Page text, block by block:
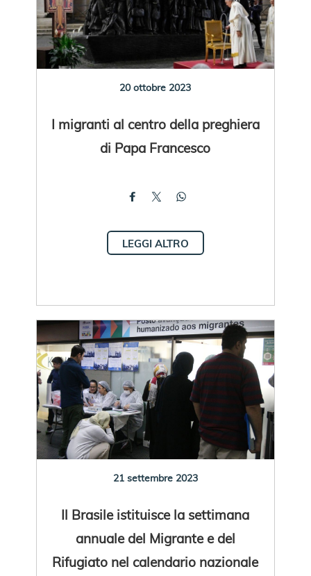
20 ottobre 2023
I migranti al centro della preghiera
di Papa Francesco
LEGGI ALTRO
21 settembre 2023
Il Brasile istituisce la settimana
annuale del Migrante e del
Rifugiato nel calendario nazionale